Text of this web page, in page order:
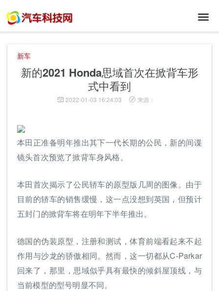
切
新车
新的2021 Honda思域首次在掀背车形
式中看到
2022-01-03 16:24:03 来源：
本田正准备明年推出其下一代长期的公民，新的间谍
镜头首次预览了掀背车身风格。
本田首次揭示了公民轿车的原型版几周的图像。由于
目前的轿车的销售缓慢，这一点没想到英国，但预计
五封门的掀背车将在明年下半年推出。
德国的伪装原型，注册和测试，体育前端看起来不起
作用与沙龙的骄傲相同。然而，这一切都从C-Parkar
回来了，那里，思域似乎具有最快的倾斜屋顶线，与
当前模型的型号明显不同。